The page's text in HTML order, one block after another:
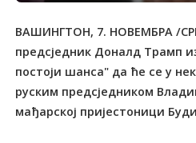
ВАШИНГТОН, 7. НОВЕМБРА /
предсједник Доналд Трамп
постоји шанса" да ће се у
руским предсједником
мађарској пријестоници